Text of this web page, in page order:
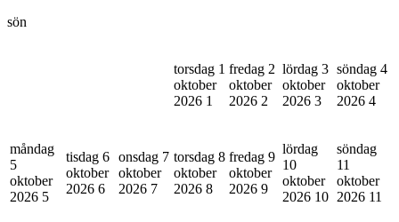
sön
torsdag 1
oktober
2026 1
fredag 2
oktober
2026 2
lördag 3
oktober
2026 3
söndag 4
oktober
2026 4
måndag
5
oktober
2026 5
tisdag 6
oktober
2026 6
onsdag 7
oktober
2026 7
torsdag 8
oktober
2026 8
fredag 9
oktober
2026 9
lördag
10
oktober
2026 10
söndag
11
oktober
2026 11